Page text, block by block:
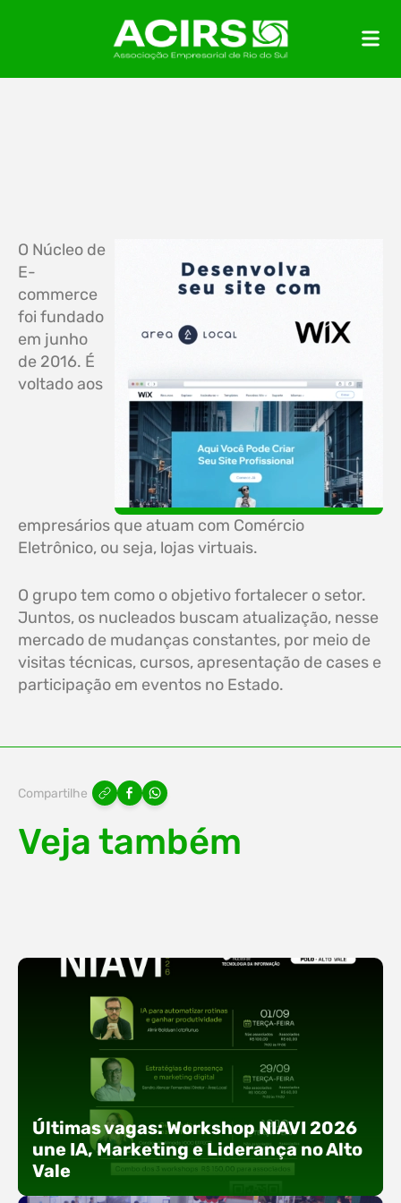
O Núcleo de
E-
commerce
foi fundado
em junho
de 2016. É
voltado aos
empresários que atuam com Comércio
Eletrônico, ou seja, lojas virtuais.
O grupo tem como o objetivo fortalecer o setor.
Juntos, os nucleados buscam atualização, nesse
mercado de mudanças constantes, por meio de
visitas técnicas, cursos, apresentação de cases e
participação em eventos no Estado.
Compartilhe
Veja também
Últimas vagas: Workshop NIAVI 2026
une IA, Marketing e Liderança no Alto
Vale